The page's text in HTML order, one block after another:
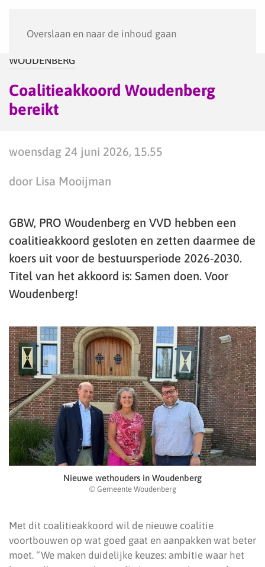
Overslaan en naar de inhoud gaan
WOUDENBERG
Coalitieakkoord Woudenberg
bereikt
woensdag 24 juni 2026, 15.55
door Lisa Mooijman
GBW, PRO Woudenberg en VVD hebben een
coalitieakkoord gesloten en zetten daarmee de
koers uit voor de bestuursperiode 2026-2030.
Titel van het akkoord is: Samen doen. Voor
Woudenberg!
Nieuwe wethouders in Woudenberg
© Gemeente Woudenberg
Met dit coalitieakkoord wil de nieuwe coalitie
voortbouwen op wat goed gaat en aanpakken wat beter
moet. “We maken duidelijke keuzes: ambitie waar het